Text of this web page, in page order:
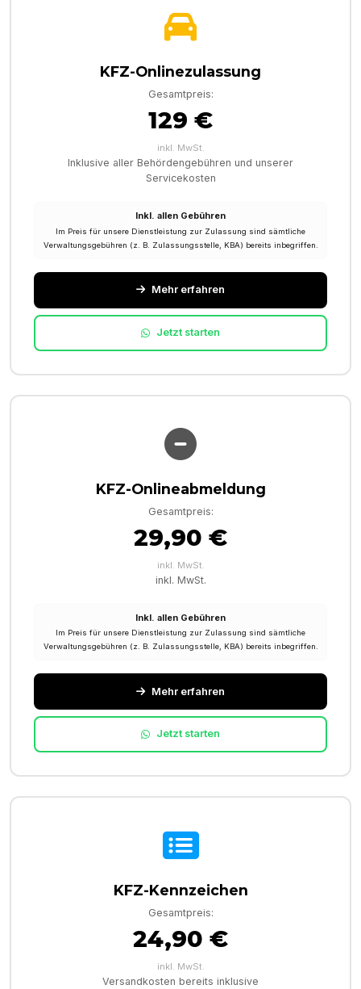
KFZ-Onlinezulassung
Gesamtpreis:
129 €
inkl. MwSt.
Inklusive aller Behördengebühren und unserer
Servicekosten
Inkl. allen Gebühren
Im Preis für unsere Dienstleistung zur Zulassung sind sämtliche
Verwaltungsgebühren (z. B. Zulassungsstelle, KBA) bereits inbegriffen.
Mehr erfahren
Jetzt starten
KFZ-Onlineabmeldung
Gesamtpreis:
29,90 €
inkl. MwSt.
inkl. MwSt.
Inkl. allen Gebühren
Im Preis für unsere Dienstleistung zur Zulassung sind sämtliche
Verwaltungsgebühren (z. B. Zulassungsstelle, KBA) bereits inbegriffen.
Mehr erfahren
Jetzt starten
KFZ-Kennzeichen
Gesamtpreis:
24,90 €
inkl. MwSt.
Versandkosten bereits inklusive